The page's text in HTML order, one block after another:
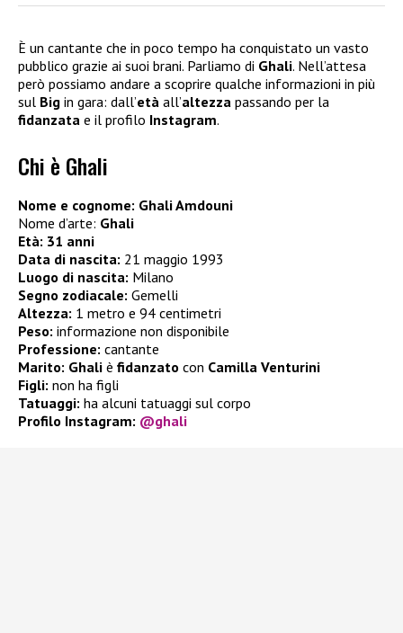
È un cantante che in poco tempo ha conquistato un vasto
pubblico grazie ai suoi brani. Parliamo di Ghali. Nell’attesa
però possiamo andare a scoprire qualche informazioni in più
sul Big in gara: dall’età all’altezza passando per la
fidanzata e il profilo Instagram.
Chi è Ghali
Nome e cognome: Ghali Amdouni
Nome d’arte: Ghali
Età: 31 anni
Data di nascita: 21 maggio 1993
Luogo di nascita: Milano
Segno zodiacale: Gemelli
Altezza: 1 metro e 94 centimetri
Peso: informazione non disponibile
Professione: cantante
Marito: Ghali è fidanzato con Camilla Venturini
Figli: non ha figli
Tatuaggi: ha alcuni tatuaggi sul corpo
Profilo Instagram: @ghali